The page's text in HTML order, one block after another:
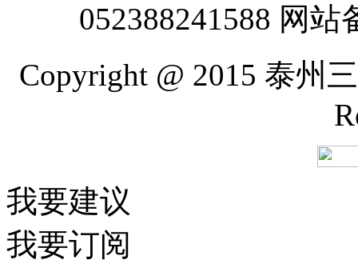
052388241588 网站
Copyright @ 2015 泰州
我要建议
我要订阅